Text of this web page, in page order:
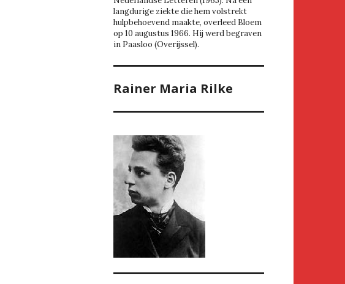
langdurige ziekte die hem volstrekt
hulpbehoevend maakte, overleed Bloem
op 10 augustus 1966. Hij werd begraven
in Paasloo (Overijssel).
Rainer Maria Rilke